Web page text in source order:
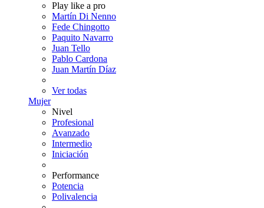
Play like a pro
Martín Di Nenno
Fede Chingotto
Paquito Navarro
Juan Tello
Pablo Cardona
Juan Martín Díaz
Ver todas
Mujer
Nivel
Profesional
Avanzado
Intermedio
Iniciación
Performance
Potencia
Polivalencia